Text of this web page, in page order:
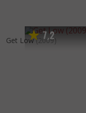
7,2
Get Low (2009)